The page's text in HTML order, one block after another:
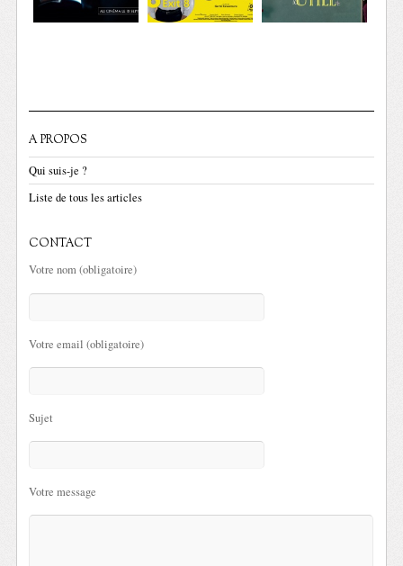
A PROPOS
Qui suis-je ?
Liste de tous les articles
CONTACT
Votre nom (obligatoire)
Votre email (obligatoire)
Sujet
Votre message